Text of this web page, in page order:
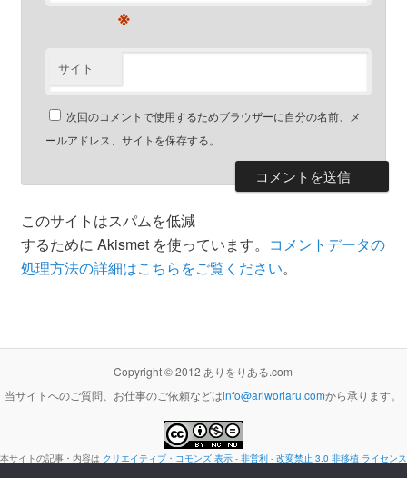
※
サイト
次回のコメントで使用するためブラウザーに自分の名前、メ
ールアドレス、サイトを保存する。
このサイトはスパムを低減
するために Akismet を使っています。 コメントデータの
処理方法の詳細はこちらをご覧ください。
Copyright © 2012 ありをりある.com
当サイトへのご質問、お仕事のご依頼などはinfo@ariworiaru.comから承ります。
本サイトの記事・内容は クリエイティブ・コモンズ 表示 - 非営利 - 改変禁止 3.0 非移植 ライセンス